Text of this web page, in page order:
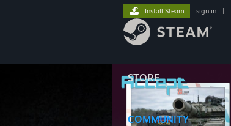
STORE
COMMUNITY
Install Steam sign in